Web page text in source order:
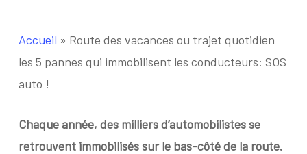
Accueil » Route des vacances ou trajet quotidien
les 5 pannes qui immobilisent les conducteurs: SOS
auto !
Chaque année, des milliers d’automobilistes se
retrouvent immobilisés sur le bas-côté de la route.